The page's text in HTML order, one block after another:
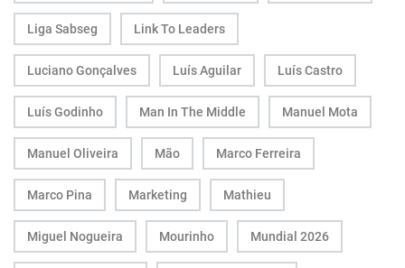
Liga Sabseg Link To Leaders
Luciano Gonçalves Luís Aguilar Luís Castro
Luís Godinho Man In The Middle Manuel Mota
Manuel Oliveira Mão Marco Ferreira
Marco Pina Marketing Mathieu
Miguel Nogueira Mourinho Mundial 2026